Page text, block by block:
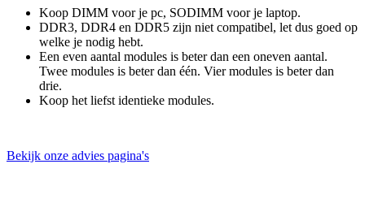
Koop DIMM voor je pc, SODIMM voor je laptop.
DDR3, DDR4 en DDR5 zijn niet compatibel, let dus goed op
welke je nodig hebt.
Een even aantal modules is beter dan een oneven aantal.
Twee modules is beter dan één. Vier modules is beter dan
drie.
Koop het liefst identieke modules.
Bekijk onze advies pagina's